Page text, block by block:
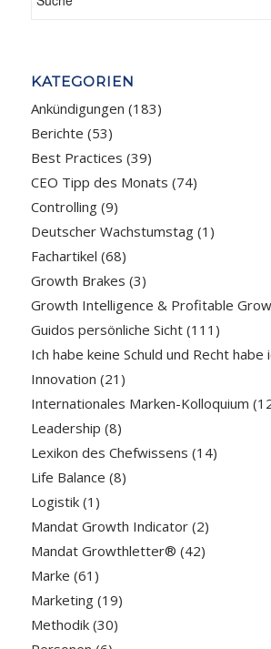
KATEGORIEN
Ankündigungen (183)
Berichte (53)
Best Practices (39)
CEO Tipp des Monats (74)
Controlling(9)
Deutscher Wachstumstag(1)
Fachartikel (68)
Growth Brakes (3)
Growth Intelligence & Profitable
Guidos persönliche Sicht(111)
Ich habe keine Schuld und Recht habe
Innovation (21)
Internationales Marken-Kolloquium
Leadership (8)
Lexikon des Chefwissens (14)
Life Balance (8)
Logistik(1)
Mandat Growth Indicator(2)
Mandat Growthletter® (42)
Marke (61)
Marketing(19)
Methodik(30)